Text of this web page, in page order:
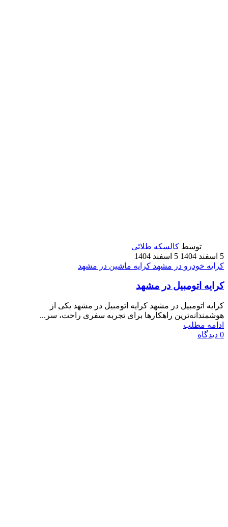
توسط کالسکه طلائی
5 اسفند 1404
5 اسفند 1404
کرایه خودرو در مشهد کرایه ماشین در مشهد
کرایه اتومبیل در مشهد
کرایه اتومبیل در مشهد کرایه اتومبیل در مشهد یکی از
هوشمندانه‌ترین راهکارها برای تجربه سفری راحت، سر...
ادامه مطلب
0 دیدگاه